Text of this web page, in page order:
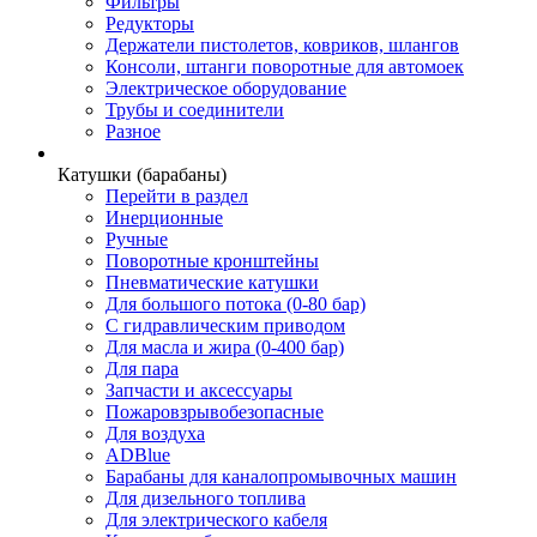
Редукторы
Держатели пистолетов, ковриков, шлангов
Консоли, штанги поворотные для автомоек
Электрическое оборудование
Трубы и соединители
Разное
Катушки (барабаны)
Перейти в раздел
Инерционные
Ручные
Поворотные кронштейны
Пневматические катушки
Для большого потока (0-80 бар)
С гидравлическим приводом
Для масла и жира (0-400 бар)
Для пара
Запчасти и аксессуары
Пожаровзрывобезопасные
Для воздуха
ADBlue
Барабаны для каналопромывочных машин
Для дизельного топлива
Для электрического кабеля